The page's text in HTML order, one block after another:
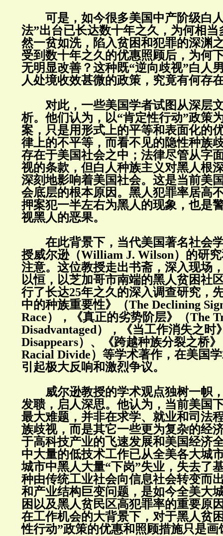
可是，如今很多美国中产阶级白人
法”出台已长达数十年之久，为何相
然一贫如洗，陷入贫困和犯罪的深渊
受到数十年之久的优惠照顾后，为何
无明显改善？这种既“逆向歧视”白人
人处境收效甚微的政策，究竟有何存
对此，一些美国学者试图从深层
析。他们认为，以“肯定性行动”政策
案，只是用形式上的平等和表面化的
律上的不平等，而看不见的隐性种族
存在于美国社会之中；法律尽管从字
视的条款，但白人种族主义对黑人根
深刻地影响着美国社会。这是当前美
会底层的根本原因。黑人犯罪率居高
押案犯一半左右为黑人的现象，也是
视黑人的恶果。
在此背景下，当代美国著名社会
授威尔逊（William J. Wilson）的研
注意。这位教授走出书斋，深入现场
以恒，以芝加哥市南端的黑人贫困社
行了长达25年之久的深入调查研究，
中的种族重要性》（The Declining
Race），《真正的劣势阶层》（The
Disadvantaged），《当工作消失之时
Disappears）、《跨越种族分裂之桥
Racial Divide）等学术著作，在美国
引起极大反响和激烈争议。
威尔逊教授的学术观点独树一帜
发聩，启人深思。他认为，当前美国
最大难题，并非在求学、就业和司法
族歧视，而是其它一些更为复杂的经
于高科技产业的飞速发展和美国经济
中大量的低技术工作已从全美各大城
城市中黑人大量“下岗”失业，失去了
种由传统工业社会向信息社会转变而
和产业结构巨变问题，是如今全美大
困以及黑人贫民区高犯罪率的重要原
在工作机会的大背景下，对于黑人贫
性行动”政策的优惠和照顾措施只是画